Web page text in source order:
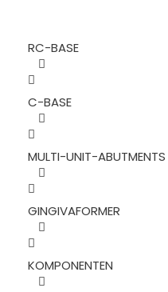
RC-BASE
C-BASE
MULTI-UNIT-ABUTMENTS
GINGIVAFORMER
KOMPONENTEN